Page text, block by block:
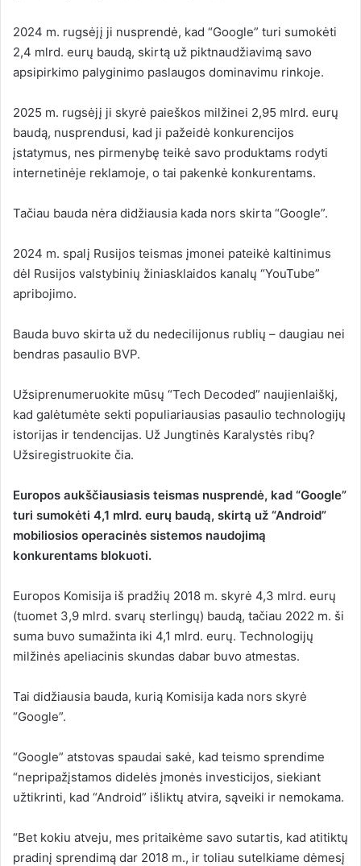
2024 m. rugsėjį ji nusprendė, kad “Google” turi sumokėti
2,4 mlrd. eurų baudą, skirtą už piktnaudžiavimą savo
apsipirkimo palyginimo paslaugos dominavimu rinkoje.
2025 m. rugsėjį ji skyrė paieškos milžinei 2,95 mlrd. eurų
baudą, nusprendusi, kad ji pažeidė konkurencijos
įstatymus, nes pirmenybę teikė savo produktams rodyti
internetinėje reklamoje, o tai pakenkė konkurentams.
Tačiau bauda nėra didžiausia kada nors skirta “Google”.
2024 m. spalį Rusijos teismas įmonei pateikė kaltinimus
dėl Rusijos valstybinių žiniasklaidos kanalų “YouTube”
apribojimo.
Bauda buvo skirta už du nedecilijonus rublių – daugiau nei
bendras pasaulio BVP.
Užsiprenumeruokite mūsų “Tech Decoded” naujienlaiškį,
kad galėtumėte sekti populiariausias pasaulio technologijų
istorijas ir tendencijas. Už Jungtinės Karalystės ribų?
Užsiregistruokite čia.
Europos aukščiausiasis teismas nusprendė, kad “Google”
turi sumokėti 4,1 mlrd. eurų baudą, skirtą už “Android”
mobiliosios operacinės sistemos naudojimą
konkurentams blokuoti.
Europos Komisija iš pradžių 2018 m. skyrė 4,3 mlrd. eurų
(tuomet 3,9 mlrd. svarų sterlingų) baudą, tačiau 2022 m. ši
suma buvo sumažinta iki 4,1 mlrd. eurų. Technologijų
milžinės apeliacinis skundas dabar buvo atmestas.
Tai didžiausia bauda, kurią Komisija kada nors skyrė
“Google”.
“Google” atstovas spaudai sakė, kad teismo sprendime
“nepripažįstamos didelės įmonės investicijos, siekiant
užtikrinti, kad “Android” išliktų atvira, sąveiki ir nemokama.
“Bet kokiu atveju, mes pritaikėme savo sutartis, kad atitiktų
pradinį sprendimą dar 2018 m., ir toliau sutelkiame dėmesį